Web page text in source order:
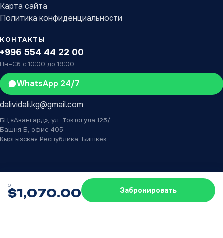
от
$1,070.00 Забронировать
Карта сайта
Политика конфиденциальности
КОНТАКТЫ
+996 554 44 22 00
Пн–Сб с 10:00 до 19:00
WhatsApp 24/7
dalividali.kg@gmail.com
БЦ «Авангард», ул. Токтогула 125/1
Башня Б, офис 405
Кыргызская Республика, Бишкек
© 2026 «Дали Видали» — туристическое агентство в Бишкеке.
Карта сайтаXMLРазработка IMS Bishkek